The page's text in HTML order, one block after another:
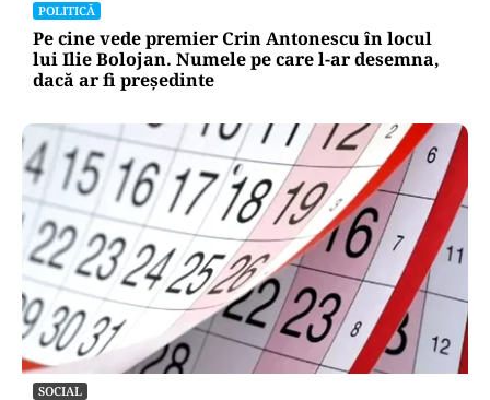
POLITICĂ
Pe cine vede premier Crin Antonescu în locul
lui Ilie Bolojan. Numele pe care l-ar desemna,
dacă ar fi președinte
SOCIAL